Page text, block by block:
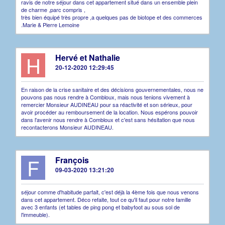
ravis de notre séjour dans cet appartement situé dans un ensemble plein
de charme ,parc compris ,
très bien équipé très propre ,a quelques pas de biotope et des commerces
.Marie & Pierre Lemoine
H Hervé et Nathalie
20-12-2020 12:29:45
En raison de la crise sanitaire et des décisions gouvernementales, nous ne
pouvons pas nous rendre à Combloux, mais nous tenions vivement à
remercier Monsieur AUDINEAU pour sa réactivité et son sérieux, pour
avoir procéder au remboursement de la location. Nous espérons pouvoir
dans l'avenir nous rendre à Combloux et c'est sans hésitation que nous
recontacterons Monsieur AUDINEAU.
F François
09-03-2020 13:21:20
séjour comme d'habitude parfait, c'est déjà la 4ème fois que nous venons
dans cet appartement. Déco refaite, tout ce qu'il faut pour notre famille
avec 3 enfants (et tables de ping pong et babyfoot au sous sol de
l'immeuble).